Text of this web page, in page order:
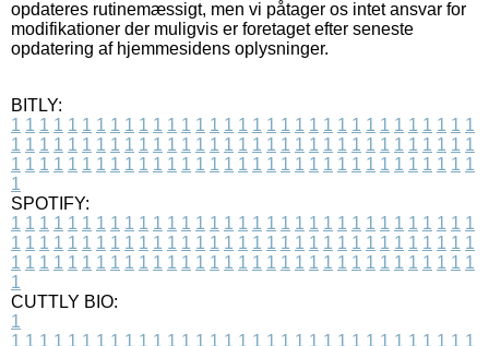
opdateres rutinemæssigt, men vi påtager os intet ansvar for
modifikationer der muligvis er foretaget efter seneste
opdatering af hjemmesidens oplysninger.
BITLY:
1 1 1 1 1 1 1 1 1 1 1 1 1 1 1 1 1 1 1 1 1 1 1 1 1 1 1 1 1 1 1 1 1
1 1 1 1 1 1 1 1 1 1 1 1 1 1 1 1 1 1 1 1 1 1 1 1 1 1 1 1 1 1 1 1 1
1 1 1 1 1 1 1 1 1 1 1 1 1 1 1 1 1 1 1 1 1 1 1 1 1 1 1 1 1 1 1 1 1
1
SPOTIFY:
1 1 1 1 1 1 1 1 1 1 1 1 1 1 1 1 1 1 1 1 1 1 1 1 1 1 1 1 1 1 1 1 1
1 1 1 1 1 1 1 1 1 1 1 1 1 1 1 1 1 1 1 1 1 1 1 1 1 1 1 1 1 1 1 1 1
1 1 1 1 1 1 1 1 1 1 1 1 1 1 1 1 1 1 1 1 1 1 1 1 1 1 1 1 1 1 1 1 1
1
CUTTLY BIO:
1
1 1 1 1 1 1 1 1 1 1 1 1 1 1 1 1 1 1 1 1 1 1 1 1 1 1 1 1 1 1 1 1 1